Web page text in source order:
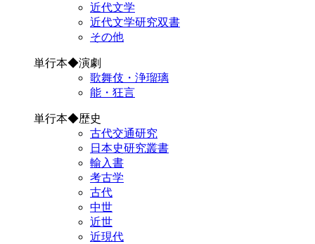
近代文学
近代文学研究双書
その他
単行本◆演劇
歌舞伎・浄瑠璃
能・狂言
単行本◆歴史
古代交通研究
日本史研究叢書
輸入書
考古学
古代
中世
近世
近現代